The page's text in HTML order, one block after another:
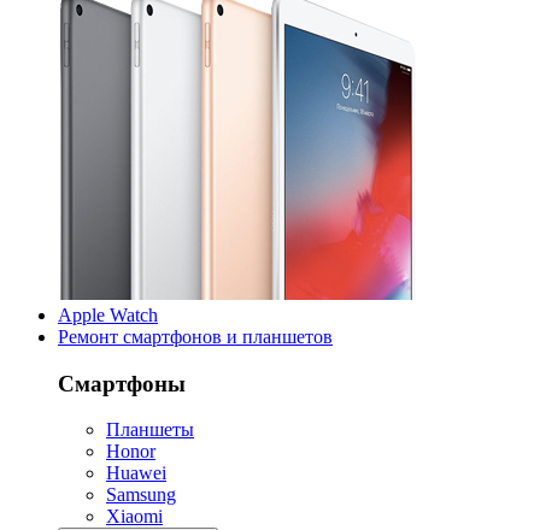
Apple Watch
Ремонт смартфонов и планшетов
Смартфоны
Планшеты
Honor
Huawei
Samsung
Xiaomi